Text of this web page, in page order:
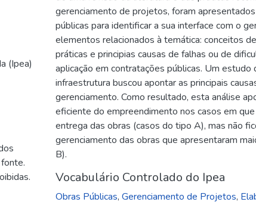
(Ipea)
gerenciamento de projetos, foram
públicas para identificar a sua interface com o
elementos relacionados à temática: conceitos
práticas e principias causas de falhas ou de
aplicação em contratações públicas. Um
infraestrutura buscou apontar as principais
gerenciamento. Como resultado, esta análise
eficiente do empreendimento nos casos em
entrega das obras (casos do tipo A), mas não
gerenciamento das obras que apresentaram
B).
Vocabulário Controlado do Ipea
Obras Públicas,Gerenciamento de Projetos,